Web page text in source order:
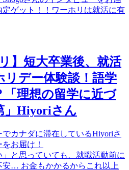
ゲット！！ワーホリは就活に有
】短大卒業後、就活
デー体験談！語学
理想の留学に近づ
」Hiyoriさん
カナダに滞在しているHiyoriさ
お届け！
と思っていても、就職活動前に
安… お金もかかるからこれ以上